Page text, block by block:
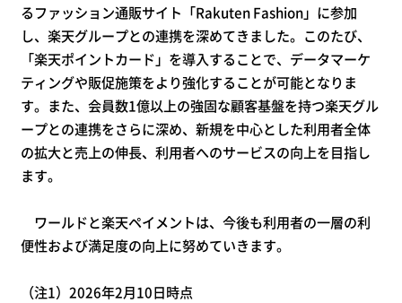
るファッション通販サイト「Rakuten Fashion」に参加
し、楽天グループとの連携を深めてきました。このたび、
「楽天ポイントカード」を導入することで、データマーケ
ティングや販促施策をより強化することが可能となりま
す。また、会員数1億以上の強固な顧客基盤を持つ楽天グル
ープとの連携をさらに深め、新規を中心とした利用者全体
の拡大と売上の伸長、利用者へのサービスの向上を目指し
ます。
ワールドと楽天ペイメントは、今後も利用者の一層の利
便性および満足度の向上に努めていきます。
（注1）2026年2月10日時点